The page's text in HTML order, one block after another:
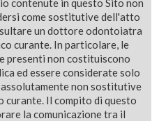
contenute in questo Sito non
come sostitutive dell'atto
un dottore odontoiatra
curante. In particolare, le
presenti non costituiscono
ed essere considerate solo
non sostitutive
curante. Il compito di questo
la comunicazione tra il